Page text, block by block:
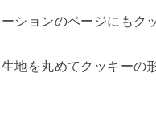
ションのページにもク
地を丸めてクッキーの